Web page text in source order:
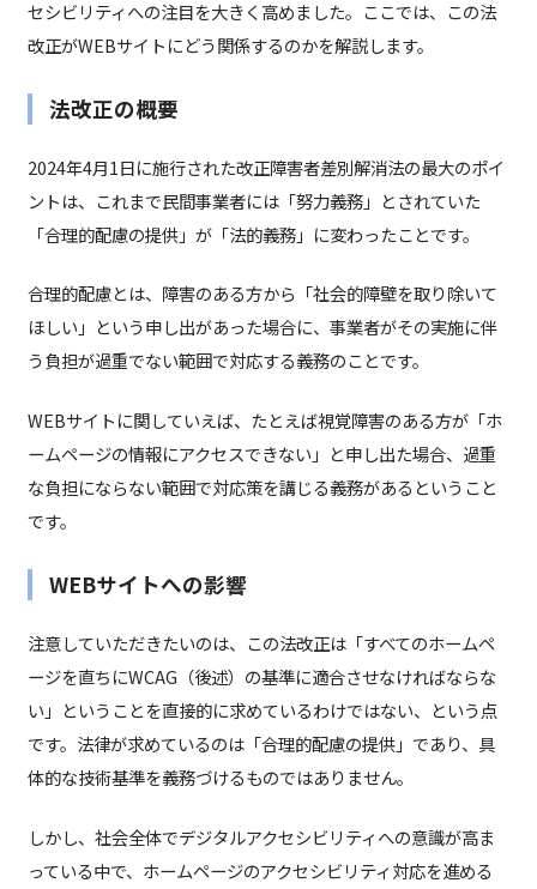
セシビリティへの注目を大きく高めました。ここでは、この法
改正がWEBサイトにどう関係するのかを解説します。
法改正の概要
2024年4月1日に施行された改正障害者差別解消法の最大のポイ
ントは、これまで民間事業者には「努力義務」とされていた
「合理的配慮の提供」が「法的義務」に変わったことです。
合理的配慮とは、障害のある方から「社会的障壁を取り除いて
ほしい」という申し出があった場合に、事業者がその実施に伴
う負担が過重でない範囲で対応する義務のことです。
WEBサイトに関していえば、たとえば視覚障害のある方が「ホ
ームページの情報にアクセスできない」と申し出た場合、過重
な負担にならない範囲で対応策を講じる義務があるということ
です。
WEBサイトへの影響
注意していただきたいのは、この法改正は「すべてのホームペ
ージを直ちにWCAG（後述）の基準に適合させなければならな
い」ということを直接的に求めているわけではない、という点
です。法律が求めているのは「合理的配慮の提供」であり、具
体的な技術基準を義務づけるものではありません。
しかし、社会全体でデジタルアクセシビリティへの意識が高ま
っている中で、ホームページのアクセシビリティ対応を進める